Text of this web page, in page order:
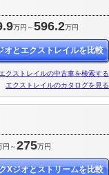
万円～596.2万円
オとエクストレイルを比較
エクストレイルの中古車を検索する
エクストレイルのカタログを見る
円～275万円
Xジオとストリームを比較